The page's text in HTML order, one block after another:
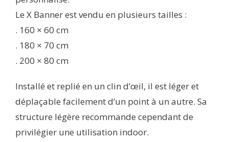
Le X Banner est vendu en plusieurs tailles :
. 160 × 60 cm
. 180 × 70 cm
. 200 × 80 cm
Installé et replié en un clin d’œil, il est léger et
déplaçable facilement d’un point à un autre. Sa
structure légère recommande cependant de
privilégier une utilisation indoor.